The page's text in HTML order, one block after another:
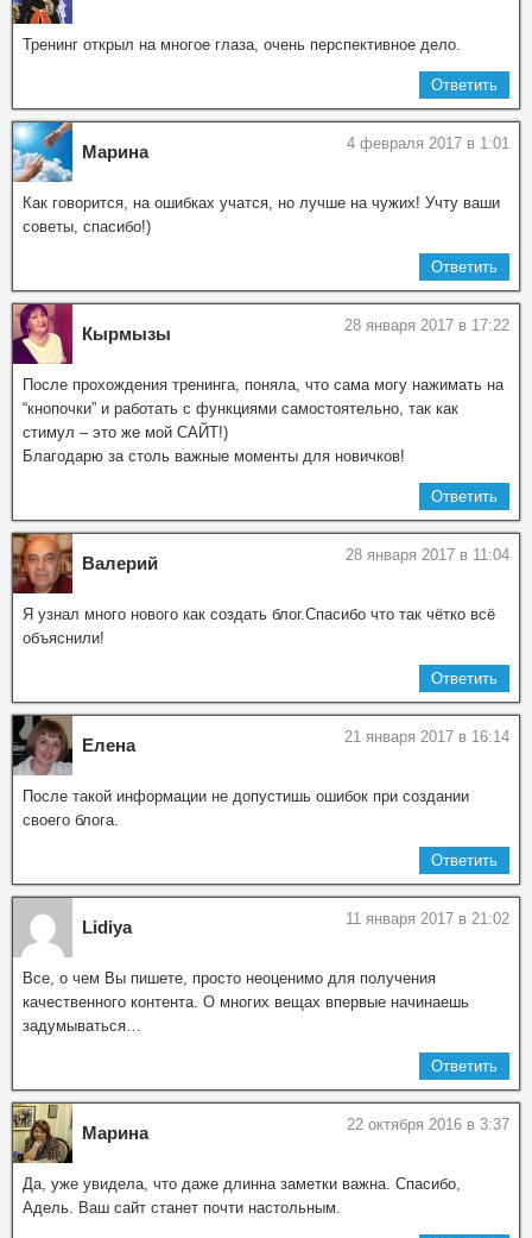
Тренинг открыл на многое глаза, очень перспективное дело.
Ответить
Марина 4 февраля 2017 в 1:01
Как говорится, на ошибках учатся, но лучше на чужих! Учту ваши
советы, спасибо!)
Ответить
Кырмызы 28 января 2017 в 17:22
После прохождения тренинга, поняла, что сама могу нажимать на
“кнопочки” и работать с функциями самостоятельно, так как
стимул – это же мой САЙТ!)
Благодарю за столь важные моменты для новичков!
Ответить
Валерий 28 января 2017 в 11:04
Я узнал много нового как создать блог.Спасибо что так чётко всё
объяснили!
Ответить
Елена 21 января 2017 в 16:14
После такой информации не допустишь ошибок при создании
своего блога.
Ответить
Lidiya 11 января 2017 в 21:02
Все, о чем Вы пишете, просто неоценимо для получения
качественного контента. О многих вещах впервые начинаешь
задумываться…
Ответить
Марина 22 октября 2016 в 3:37
Да, уже увидела, что даже длинна заметки важна. Спасибо,
Адель. Ваш сайт станет почти настольным.